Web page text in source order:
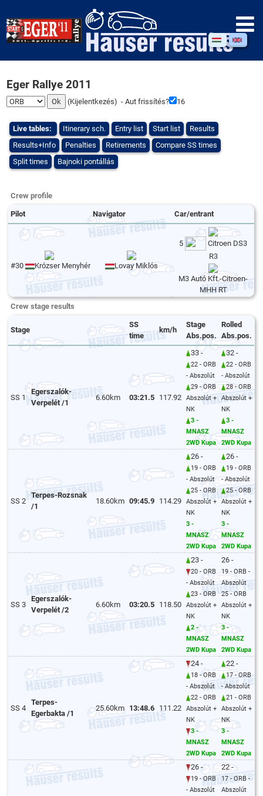
Eger Rallye 2011
(Kijelentkezés) - Aut frissítés? 16
Live tables: Itinerary sch. Entry list Start list
Results
Results+Info
Penalties Retirements
Compare SS times
Split times
Bajnoki pontállás
Crew profile
Pilot Navigator Car/entrant
#30 Krózser Menyhért Lovay Miklós
5
Citroen DS3
R3
M3 Autó Kft.-Citroen-
MHH RT
Crew stage results
Stage
SS
time
km/h
Stage
Abs.pos.
Rolled
Abs.pos.
SS 1
Egerszalók-
Verpelét /1
6.60km 03:21.5 117.92
33 -
22 - ORB
- Abszolút
29 - ORB
Abszolút +
NK
3 -
MNASZ
2WD Kupa
32 -
22 - ORB
- Abszolút
28 - ORB
Abszolút +
NK
3 -
MNASZ
2WD Kupa
SS 2
Terpes-Rozsnak
/1
18.60km 09:45.9 114.29
26 -
19 - ORB
- Abszolút
25 - ORB
Abszolút +
NK
3 -
MNASZ
2WD Kupa
26 -
19 - ORB
- Abszolút
25 - ORB
Abszolút +
NK
3 -
MNASZ
2WD Kupa
SS 3
Egerszalók-
Verpelét /2
6.60km 03:20.5 118.50
23 -
20 - ORB
- Abszolút
23 - ORB
Abszolút +
NK
2 -
MNASZ
2WD Kupa
26 -
19 - ORB -
Abszolút
25 - ORB
Abszolút +
NK
3 -
MNASZ
2WD Kupa
SS 4
Terpes-
Egerbakta /1
25.60km 13:48.6 111.22
24 -
18 - ORB
- Abszolút
22 - ORB
Abszolút +
NK
3 -
MNASZ
2WD Kupa
22 -
17 - ORB
- Abszolút
21 - ORB
Abszolút +
NK
3 -
MNASZ
2WD Kupa
26 -
19 - ORB
- Abszolút
22 -
17 - ORB -
Abszolút